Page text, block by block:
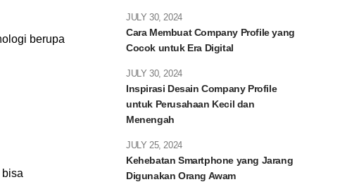
berupa
Cara Membuat Company Profile yang
Cocok untuk Era Digital
JULY 30, 2024
Inspirasi Desain Company Profile
untuk Perusahaan Kecil dan
Menengah
JULY 30, 2024
Kehebatan Smartphone yang Jarang
Digunakan Orang Awam
JULY 25, 2024